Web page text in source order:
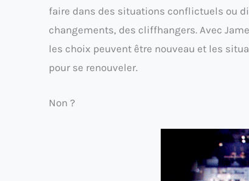
faire dans des situations conflictuels ou
changements, des cliffhangers. Avec
les choix peuvent être nouveau et les
pour se renouveler.
Non ?